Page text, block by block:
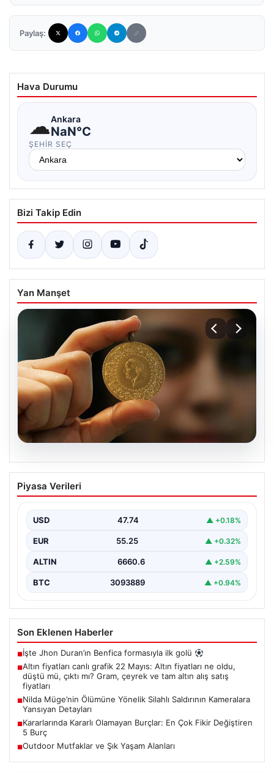
Paylaş:
Hava Durumu
☁Ankara
NaN°C
ŞEHIR SEÇ
Bizi Takip Edin
Yan Manşet
06.08.2026
Altın fiyatları canlı grafik 22 Mayıs: Altın
fiyatları ne oldu, düştü mü, çıktı mı?
fiyatları
Piyasa Verileri
USD 47.74 ▲ +0.18%
EUR 55.25 ▲ +0.32%
ALTIN 6660.6 ▲ +2.59%
BTC 3093889 ▲ +0.94%
Son Eklenen Haberler
■İşte Jhon Duran’ın Benfica formasıyla ilk golü
■Altın fiyatları canlı grafik 22 Mayıs: Altın fiyatları ne oldu,
düştü mü, çıktı mı? Gram, çeyrek ve tam altın alış satış
fiyatları
■Nilda Müge’nin Ölümüne Yönelik Silahlı Saldırının Kameralara
Yansıyan Detayları
■Kararlarında Kararlı Olamayan Burçlar: En Çok Fikir Değiştiren
5 Burç
■Outdoor Mutfaklar ve Şık Yaşam Alanları